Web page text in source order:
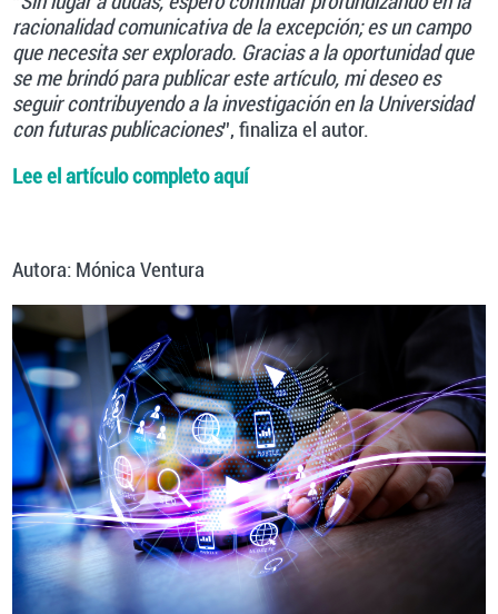
racionalidad comunicativa de la excepción; es un campo
que necesita ser explorado. Gracias a la oportunidad que
se me brindó para publicar este artículo, mi deseo es
seguir contribuyendo a la investigación en la Universidad
con futuras publicaciones”, finaliza el autor.
Lee el artículo completo aquí
Autora: Mónica Ventura